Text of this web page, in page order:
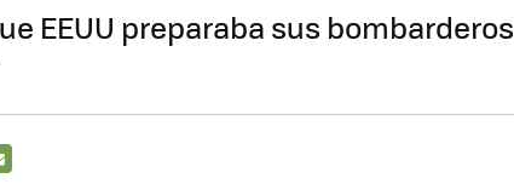
EEUU preparaba sus bombarderos